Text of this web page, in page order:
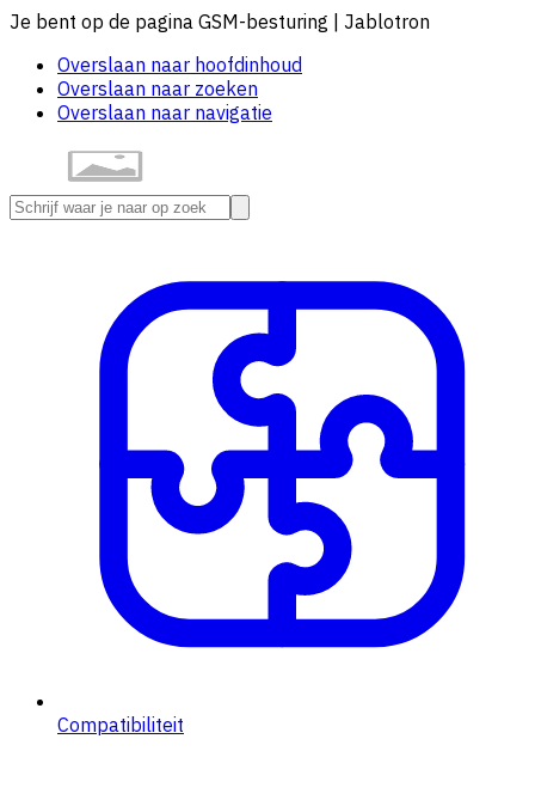
Je bent op de pagina GSM-besturing | Jablotron
Overslaan naar hoofdinhoud
Overslaan naar zoeken
Overslaan naar navigatie
Compatibiliteit